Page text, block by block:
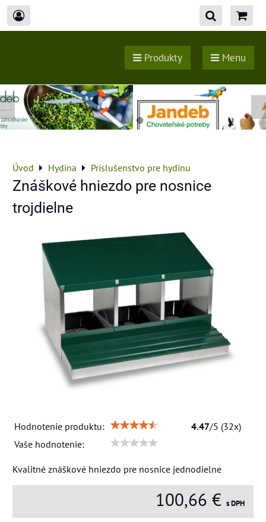
Produkty Menu
Úvod Hydina Príslušenstvo pre hydinu
Znáškové hniezdo pre nosnice
trojdielne
Hodnotenie produktu: 4.47/5 (32x)
Vaše hodnotenie:
Kvalitné znáškové hniezdo pre nosnice jednodielne
100,66 € s DPH